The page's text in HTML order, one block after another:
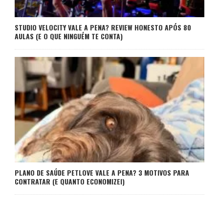
STUDIO VELOCITY VALE A PENA? REVIEW HONESTO APÓS 80
AULAS (E O QUE NINGUÉM TE CONTA)
PLANO DE SAÚDE PETLOVE VALE A PENA? 3 MOTIVOS PARA
CONTRATAR (E QUANTO ECONOMIZEI)